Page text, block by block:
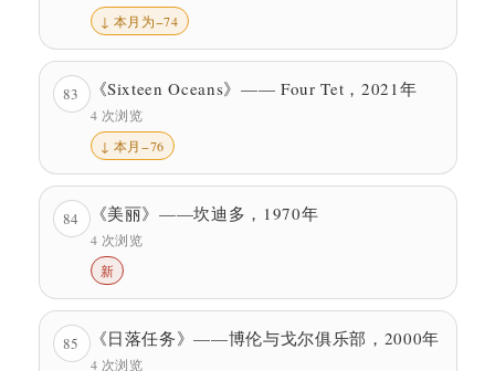
↓ 本月为−74
83 《Sixteen Oceans》—— Four Tet，2021年
4 次浏览
↓ 本月−76
84 《美丽》——坎迪多，1970年
4 次浏览
新
85 《日落任务》——博伦与戈尔俱乐部，2000年
4 次浏览